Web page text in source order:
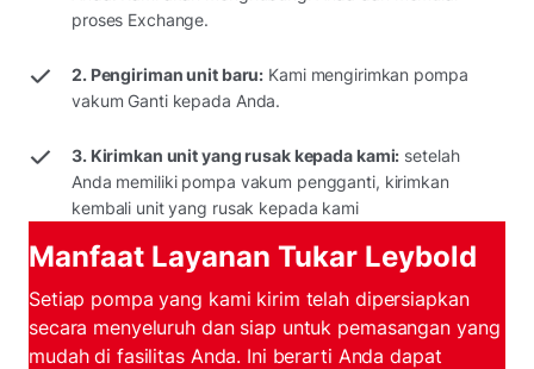
proses Exchange.
2. Pengiriman unit baru: Kami mengirimkan pompa
vakum Ganti kepada Anda.
3. Kirimkan unit yang rusak kepada kami: setelah
Anda memiliki pompa vakum pengganti, kirimkan
kembali unit yang rusak kepada kami
Manfaat Layanan Tukar Leybold
Setiap pompa yang kami kirim telah dipersiapkan
secara menyeluruh dan siap untuk pemasangan yang
mudah di fasilitas Anda. Ini berarti Anda dapat